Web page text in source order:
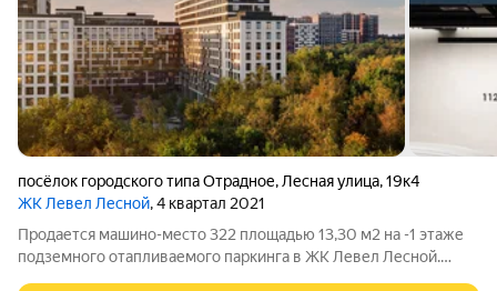
посёлок городского типа Отрадное, Лесная улица,19к4
ЖК Левел Лесной, 4 квартал 2021
Продается машино-место 322 площадью 13,30 м2 на -1 этаже
подземного отапливаемого паркинга в ЖК Левел Лесной.